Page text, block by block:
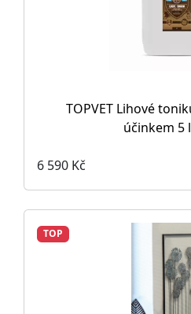
TOPVET Lihové
účinkem 5
6 590 Kč
TOP